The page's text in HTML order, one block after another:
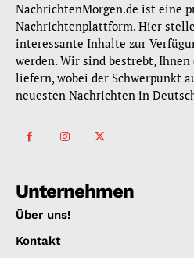
NachrichtenMorgen.de ist eine
Nachrichtenplattform. Hier
interessante Inhalte zur
werden. Wir sind bestrebt,
liefern, wobei der Schwerpunkt
neuesten Nachrichten in
Unternehmen
Über uns!
Kontakt